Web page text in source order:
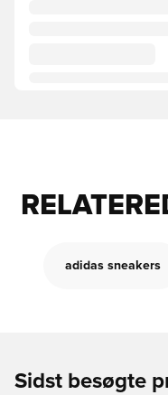
adidas sneakers
Sidst besøgte